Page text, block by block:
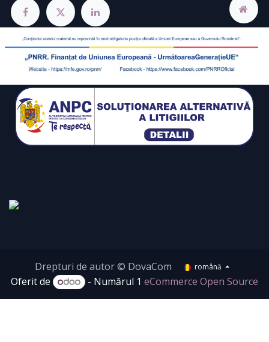
Drepturi de autor © DovaCom română
Oferit de - Numărul 1eCommerce Open Source